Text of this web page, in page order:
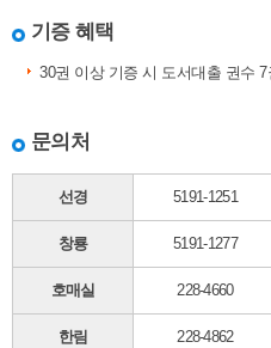
기증 혜택
30권 이상 기증 시 도서대출 권수
문의처
선경 5191-1251
창룡 5191-1277
호매실 228-4660
한림 228-4862